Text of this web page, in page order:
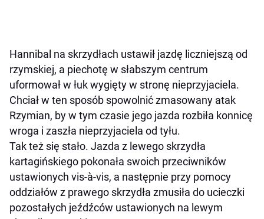
Hannibal na skrzydłach ustawił jazdę liczniejszą od
rzymskiej, a piechotę w słabszym centrum
uformował w łuk wygięty w stronę nieprzyjaciela.
Chciał w ten sposób spowolnić zmasowany atak
Rzymian, by w tym czasie jego jazda rozbiła konnicę
wroga i zaszła nieprzyjaciela od tyłu.
Tak też się stało. Jazda z lewego skrzydła
kartagińskiego pokonała swoich przeciwników
ustawionych vis-à-vis, a następnie przy pomocy
oddziałów z prawego skrzydła zmusiła do ucieczki
pozostałych jeźdźców ustawionych na lewym